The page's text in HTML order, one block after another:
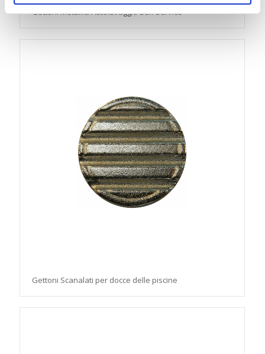
Gettoni Metallici Autolavaggio Self Service
Gettoni Scanalati per docce delle piscine